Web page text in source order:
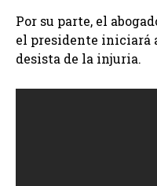
Por su parte, el
el presidente iniciará
desista de la injuria.